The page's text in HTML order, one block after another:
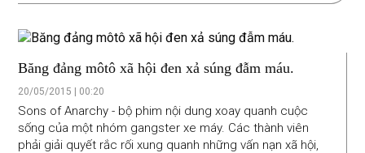
Băng đảng môtô xã hội đen xả súng đẫm máu.
20/05/2015 | 00:20
Sons of Anarchy - bộ phim nội dung xoay quanh cuộc
sống của một nhóm gangster xe máy. Các thành viên
phải giải quyết rắc rối xung quanh những vấn nạn xã hội,